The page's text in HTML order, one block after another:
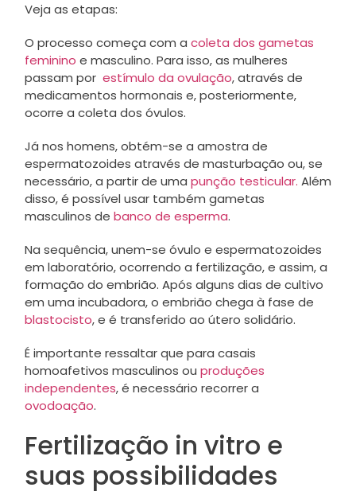
Veja as etapas:
O processo começa com a coleta dos gametas
feminino e masculino. Para isso, as mulheres
passam por estímulo da ovulação, através de
medicamentos hormonais e, posteriormente,
ocorre a coleta dos óvulos.
Já nos homens, obtém-se a amostra de
espermatozoides através de masturbação ou, se
necessário, a partir de uma punção testicular. Além
disso, é possível usar também gametas
masculinos de banco de esperma.
Na sequência, unem-se óvulo e espermatozoides
em laboratório, ocorrendo a fertilização, e assim, a
formação do embrião. Após alguns dias de cultivo
em uma incubadora, o embrião chega à fase de
blastocisto, e é transferido ao útero solidário.
É importante ressaltar que para casais
homoafetivos masculinos ou produções
independentes, é necessário recorrer a
ovodoação.
Fertilização in vitro e
suas possibilidades